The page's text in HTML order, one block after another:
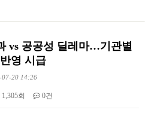
vs 공공성 딜레마…기관별
영 시급
20 14:26
1,305회 0건